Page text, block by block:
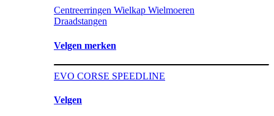
Centreerringen Wielkap Wielmoeren
Draadstangen
Velgen merken
EVO CORSE SPEEDLINE
Velgen